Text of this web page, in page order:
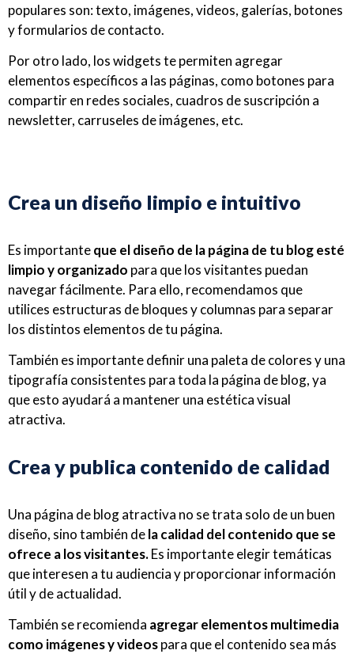
populares son: texto, imágenes, videos, galerías, botones
y formularios de contacto.
Por otro lado, los widgets te permiten agregar
elementos específicos a las páginas, como botones para
compartir en redes sociales, cuadros de suscripción a
newsletter, carruseles de imágenes, etc.
Crea un diseño limpio e intuitivo
Es importanteque el diseño de la página de tu blog esté
limpio y organizado para que los visitantes puedan
navegar fácilmente. Para ello, recomendamos que
utilices estructuras de bloques y columnas para separar
los distintos elementos de tu página.
También es importante definir una paleta de colores y una
tipografía consistentes para toda la página de blog, ya
que esto ayudará a mantener una estética visual
atractiva.
Crea y publica contenido de calidad
Una página de blog atractiva no se trata solo de un buen
diseño, sino también dela calidad del contenido que se
ofrece a los visitantes.Es importante elegir temáticas
que interesen a tu audiencia y proporcionar información
útil y de actualidad.
También se recomienda agregar elementos multimedia
como imágenes y videospara que el contenido sea más